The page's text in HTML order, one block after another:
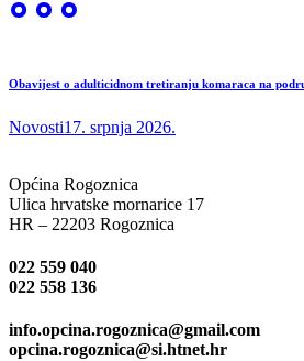
Obavijest o adulticidnom tretiranju komaraca na
Novosti17. srpnja 2026.
Općina Rogoznica
Ulica hrvatske mornarice 17
HR – 22203 Rogoznica
022 559 040
022 558 136
info.opcina.rogoznica@gmail.com
opcina.rogoznica@si.htnet.hr